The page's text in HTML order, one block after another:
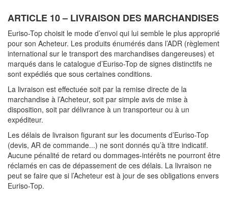
ARTICLE 10 – LIVRAISON DES MARCHANDISES
Euriso-Top choisit le mode d’envoi qui lui semble le plus approprié
pour son Acheteur. Les produits énumérés dans l’ADR (règlement
international sur le transport des marchandises dangereuses) et
marqués dans le catalogue d’Euriso-Top de signes distinctifs ne
sont expédiés que sous certaines conditions.
La livraison est effectuée soit par la remise directe de la
marchandise à l’Acheteur, soit par simple avis de mise à
disposition, soit par délivrance à un transporteur ou à un
expéditeur.
Les délais de livraison figurant sur les documents d’Euriso-Top
(devis, AR de commande...) ne sont donnés qu’à titre indicatif.
Aucune pénalité de retard ou dommages-intérêts ne pourront être
réclamés en cas de dépassement de ces délais. La livraison ne
peut se faire que si l’Acheteur est à jour de ses obligations envers
Euriso-Top.